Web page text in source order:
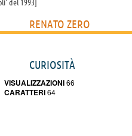
del 1993
RENATO ZERO
CURIOSITÀ
VISUALIZZAZIONI66
CARATTERI64